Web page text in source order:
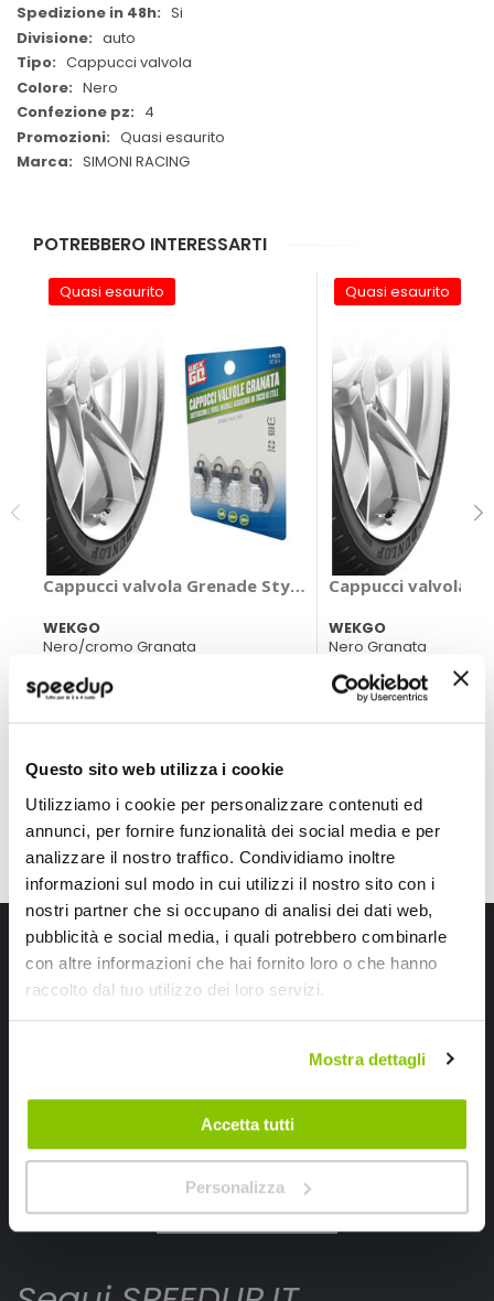
Questo sito web utilizza i cookie
Utilizziamo i cookie per personalizzare contenuti ed
annunci, per fornire funzionalità dei social media e per
analizzare il nostro traffico. Condividiamo inoltre
informazioni sul modo in cui utilizzi il nostro sito con i
nostri partner che si occupano di analisi dei dati web,
pubblicità e social media, i quali potrebbero combinarle
con altre informazioni che hai fornito loro o che hanno
raccolto dal tuo utilizzo dei loro servizi.
Mostra dettagli
Accetta tutti
Personalizza
Si
auto
Cappucci valvola
Nero
4
Quasi esaurito
SIMONI RACING
POTREBBERO INTERESSARTI
Quasi esaurito
Cappucci valvola Grenade Style - WEKGO
WEKGO
Nero/cromo Granata
6,95 €
Quasi esaurito
Cappucci valvola
WEKGO
Nero Granata
6,95 €
Iscriviti alla newsletter Speedup
Ricevi subito uno sconto del 10% per il tuo primo acquisto online!
Ho letto e accettato il documentoprivacy policy
Iscrivimi